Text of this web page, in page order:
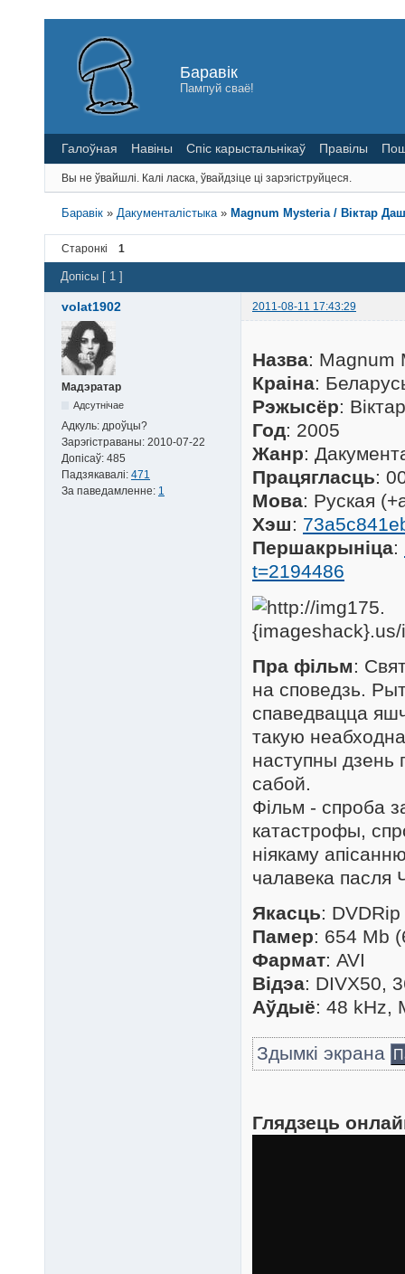
Баравік
Пампуй сваё!
Галоўная Навіны Спіс карыстальнікаў Правілы
Вы не ўвайшлі. Калі ласка, ўвайдзіце ці зарэгіструйцеся.
Баравік » Дакументалістыка » Magnum Mysteria / Віктар
Старонкі 1
Допісы [ 1 ]
volat1902 2011-08-11 17:43:29
Мадэратар
Адсутнічае
Адкуль: дроўцы?
Зарэгістраваны: 2010-07-22
Допісаў: 485
Падзякавалі: 471
За паведамленне: 1
Назва: Magnum
Краіна:
Рэжысёр:
Год: 2005
Жанр:
Працягласць:
Мова: Руская
Хэш:
Першакрыніца:
t=2194486
Пра фільм:
на споведзь.
спаведвацца
такую
наступны дзень
сабой.
Фільм - спроба
катастрофы,
ніякаму
чалавека
Якасць: DVDRip
Памер: 654 Mb
Фармат: AVI
Відэа: DIVX50,
Аўдыё: 48 kHz,
Здымкі экрана
Глядзець